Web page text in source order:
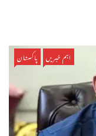
اہم خبریں پاکستان